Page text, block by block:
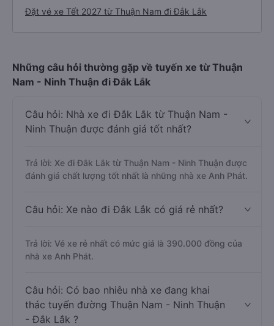
Đặt vé xe Tết 2027 từ Thuận Nam đi Đắk Lắk
Những câu hỏi thường gặp về tuyến xe từ Thuận
Nam - Ninh Thuận đi Đắk Lắk
Câu hỏi: Nhà xe đi Đắk Lắk từ Thuận Nam -
Ninh Thuận được đánh giá tốt nhất?
Trả lời: Xe đi Đắk Lắk từ Thuận Nam - Ninh Thuận được
đánh giá chất lượng tốt nhất là những nhà xe Anh Phát.
Câu hỏi: Xe nào đi Đắk Lắk có giá rẻ nhất?
Trả lời: Vé xe rẻ nhất có mức giá là 390.000 đồng của
nhà xe Anh Phát.
Câu hỏi: Có bao nhiêu nhà xe đang khai
thác tuyến đường Thuận Nam - Ninh Thuận
- Đắk Lắk ?